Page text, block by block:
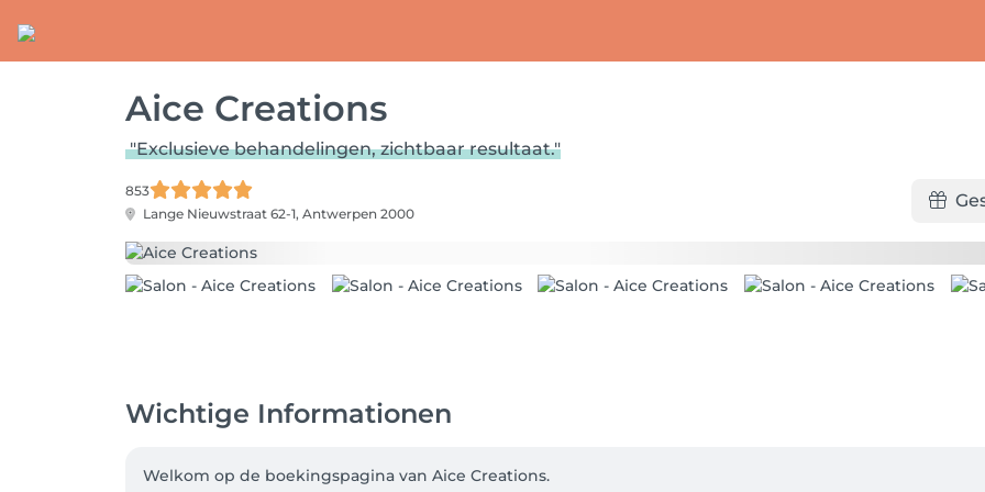
Aice Creations
"Exclusieve behandelingen, zichtbaar resultaat."
853
Lange Nieuwstraat 62-1, Antwerpen 2000
Wichtige Informationen
Welkom op de boekingspagina van Aice Creations.